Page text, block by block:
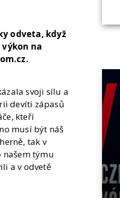
odveta, když
na
svoji sílu a
devíti zápasů
kteří
musí být náš
tak v
našem týmu
a v odvetě